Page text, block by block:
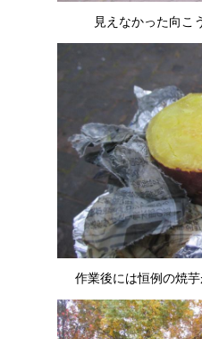
見えなかった向こ
作業後には恒例の焼芋